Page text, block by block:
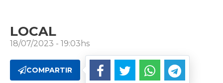
LOCAL
18/07/2023 - 19:03hs
COMPARTIR